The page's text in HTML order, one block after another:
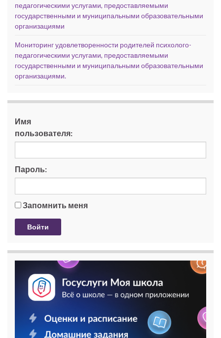
педагогическими услугами, предоставляемыми
государственными и муниципальными образовательными
организациями
Мониторинг удовлетворенности родителей психолого-
педагогическими услугами, предоставляемыми
государственными и муниципальными образовательными
организациями.
Имя
пользователя:
Пароль:
Запомнить меня
Войти